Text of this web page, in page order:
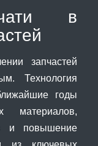
в
запчастей
Технология
годы
материалов,
и повышение